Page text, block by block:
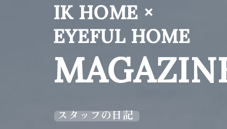
IK HOME ×
EYEFUL HOME
スタッフの日記